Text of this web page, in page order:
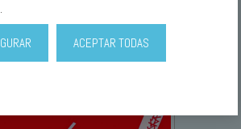
PUEDE INTERESAR...
ACEPTAR TODAS